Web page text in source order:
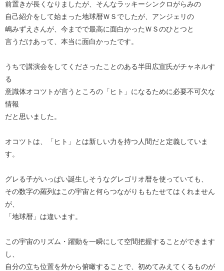
前置きが長くなりましたが、そんなラッキーシンクロがらみの
自己紹介をして始まった地球暦ＷＳでしたが、アンジェリの
嶋みずえさんが、今までで最高に面白かったＷＳのひとつと
言うだけあって、本当に面白かったです。
うちで講演会をしてくださったことのある半田広宣氏がチャネルす
る
意識体オコツトが言うところの「ヒト」になるために必要不可欠な
情報
だと思いました。
オコツトは、「ヒト」とは新しい力を持つ人間だと定義していま
す。
グレる子がいっぱい誕生しそうなグレゴリオ暦を使っていても、
その数字の羅列はこの宇宙と何らつながりももたせてはくれません
が、
「地球暦」は違います。
この宇宙のリズム・躍動を一瞬にして空間把握することができます
し、
自分の立ち位置を外から俯瞰することで、初めてみえてくるものが